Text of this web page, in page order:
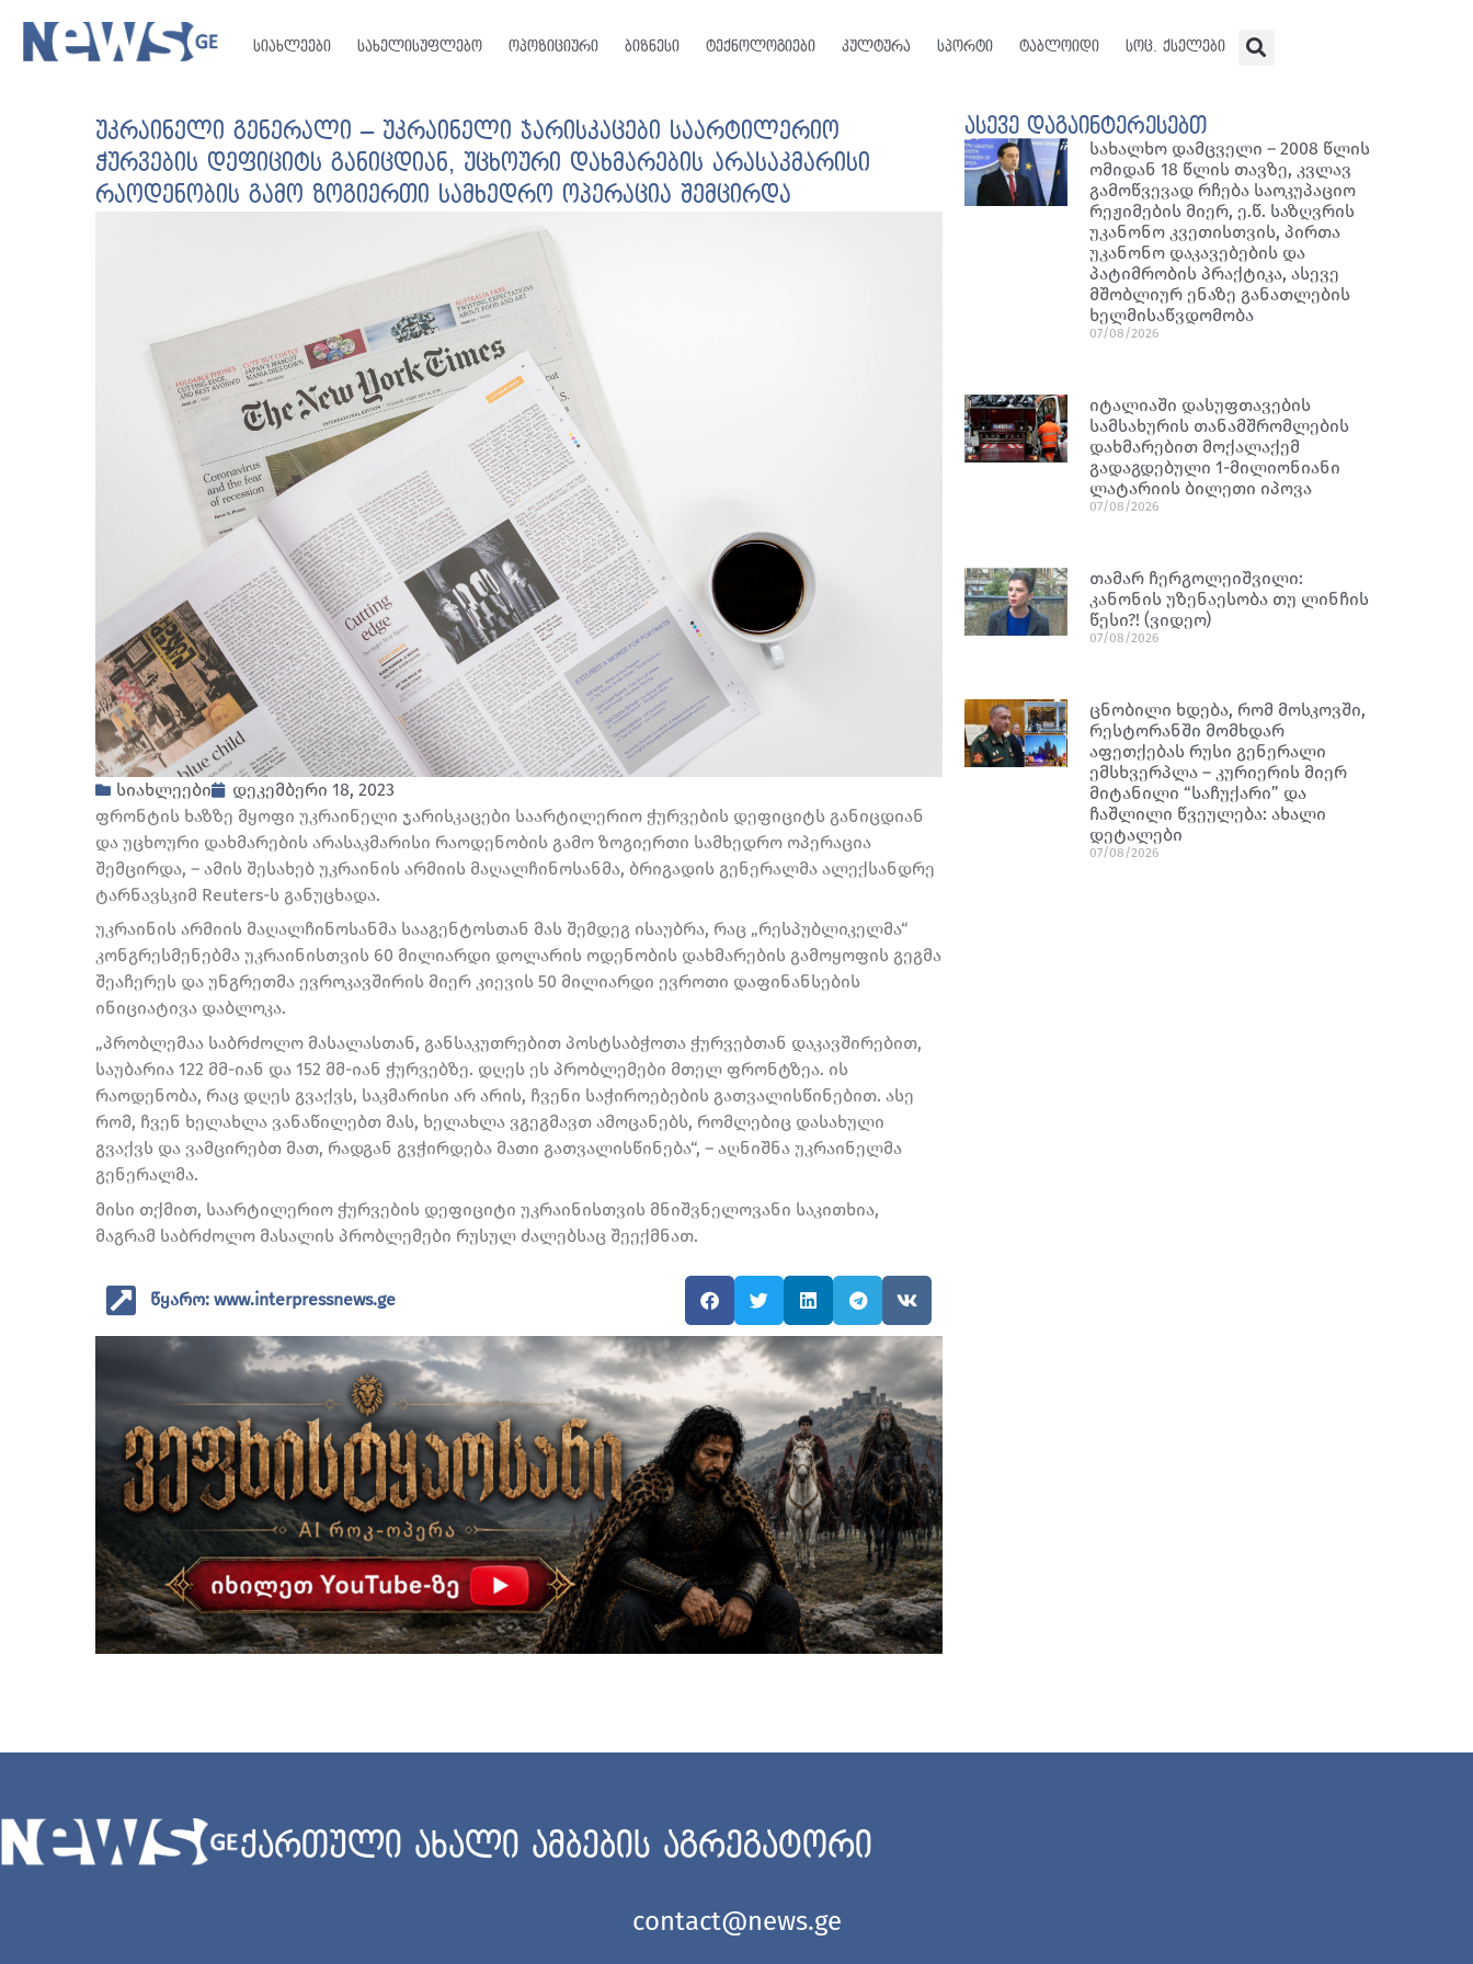
სიახლეები სახელისუფლებო ოპოზიციური ბიზნესი ტექნოლოგიები კულტურა სპორტი ტაბლოიდი სოც. ქსელები
უკრაინელი გენერალი – უკრაინელი ჯარისკაცები საარტილერიო
ჭურვების დეფიციტს განიცდიან, უცხოური დახმარების არასაკმარისი
რაოდენობის გამო ზოგიერთი სამხედრო ოპერაცია შემცირდა
სიახლეები
დეკემბერი 18, 2023
ფრონტის ხაზზე მყოფი უკრაინელი ჯარისკაცები საარტილერიო ჭურვების დეფიციტს განიცდიან
და უცხოური დახმარების არასაკმარისი რაოდენობის გამო ზოგიერთი სამხედრო ოპერაცია
შემცირდა, – ამის შესახებ უკრაინის არმიის მაღალჩინოსანმა, ბრიგადის გენერალმა ალექსანდრე
ტარნავსკიმ Reuters-ს განუცხადა.
უკრაინის არმიის მაღალჩინოსანმა სააგენტოსთან მას შემდეგ ისაუბრა, რაც „რესპუბლიკელმა“
კონგრესმენებმა უკრაინისთვის 60 მილიარდი დოლარის ოდენობის დახმარების გამოყოფის გეგმა
შეაჩერეს და უნგრეთმა ევროკავშირის მიერ კიევის 50 მილიარდი ევროთი დაფინანსების
ინიციატივა დაბლოკა.
„პრობლემაა საბრძოლო მასალასთან, განსაკუთრებით პოსტსაბჭოთა ჭურვებთან დაკავშირებით,
საუბარია 122 მმ-იან და 152 მმ-იან ჭურვებზე. დღეს ეს პრობლემები მთელ ფრონტზეა. ის
რაოდენობა, რაც დღეს გვაქვს, საკმარისი არ არის, ჩვენი საჭიროებების გათვალისწინებით. ასე
რომ, ჩვენ ხელახლა ვანაწილებთ მას, ხელახლა ვგეგმავთ ამოცანებს, რომლებიც დასახული
გვაქვს და ვამცირებთ მათ, რადგან გვჭირდება მათი გათვალისწინება“, – აღნიშნა უკრაინელმა
გენერალმა.
მისი თქმით, საარტილერიო ჭურვების დეფიციტი უკრაინისთვის მნიშვნელოვანი საკითხია,
მაგრამ საბრძოლო მასალის პრობლემები რუსულ ძალებსაც შეექმნათ.
წყარო: www.interpressnews.ge
ასევე დაგაინტერესებთ
სახალხო დამცველი – 2008 წლის
ომიდან 18 წლის თავზე, კვლავ
გამოწვევად რჩება საოკუპაციო
რეჟიმების მიერ, ე.წ. საზღვრის
უკანონო კვეთისთვის, პირთა
უკანონო დაკავებების და
პატიმრობის პრაქტიკა, ასევე
მშობლიურ ენაზე განათლების
ხელმისაწვდომობა
07/08/2026
იტალიაში დასუფთავების
სამსახურის თანამშრომლების
დახმარებით მოქალაქემ
გადაგდებული 1-მილიონიანი
ლატარიის ბილეთი იპოვა
07/08/2026
თამარ ჩერგოლეიშვილი:
კანონის უზენაესობა თუ ლინჩის
წესი?! (ვიდეო)
07/08/2026
ცნობილი ხდება, რომ მოსკოვში,
რესტორანში მომხდარ
აფეთქებას რუსი გენერალი
ემსხვერპლა – კურიერის მიერ
მიტანილი “საჩუქარი” და
ჩაშლილი წვეულება: ახალი
დეტალები
07/08/2026
ქართული ახალი ამბების აგრეგატორი
contact@news.ge